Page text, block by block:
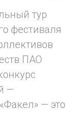
тур
фестиваля
ПАО
—
— это